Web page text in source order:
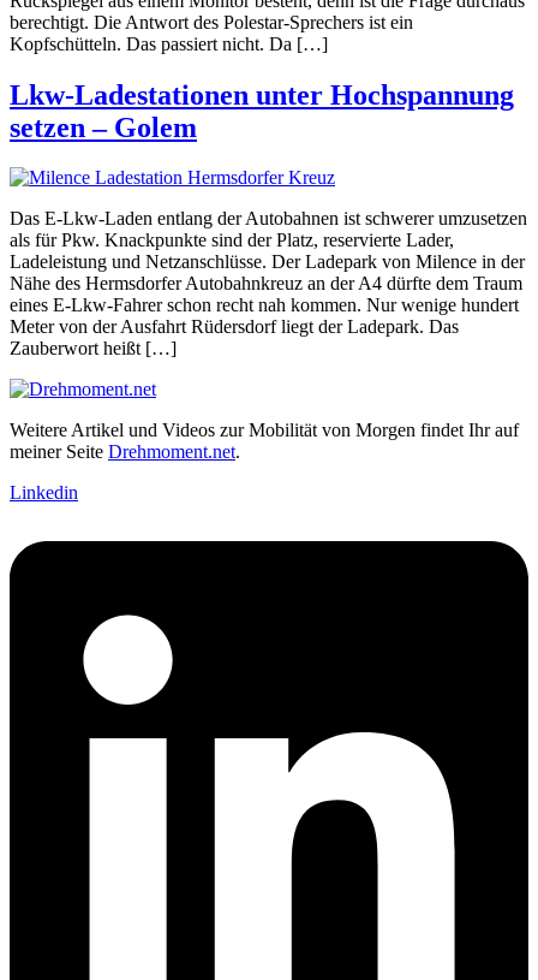
berechtigt. Die Antwort des Polestar-Sprechers ist ein
Kopfschütteln. Das passiert nicht. Da […]
Lkw-Ladestationen unter Hochspannung
setzen – Golem
Das E-Lkw-Laden entlang der Autobahnen ist schwerer umzusetzen
als für Pkw. Knackpunkte sind der Platz, reservierte Lader,
Ladeleistung und Netzanschlüsse. Der Ladepark von Milence in der
Nähe des Hermsdorfer Autobahnkreuz an der A4 dürfte dem Traum
eines E-Lkw-Fahrer schon recht nah kommen. Nur wenige hundert
Meter von der Ausfahrt Rüdersdorf liegt der Ladepark. Das
Zauberwort heißt […]
Weitere Artikel und Videos zur Mobilität von Morgen findet Ihr auf
meiner Seite Drehmoment.net.
Linkedin